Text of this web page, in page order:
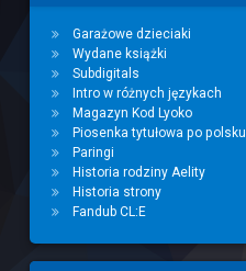
Garażowe dzieciaki
Wydane książki
Subdigitals
Intro w różnych językach
Magazyn Kod Lyoko
Piosenka tytułowa po polsku
Paringi
Historia rodziny Aelity
Historia strony
Fandub CL:E